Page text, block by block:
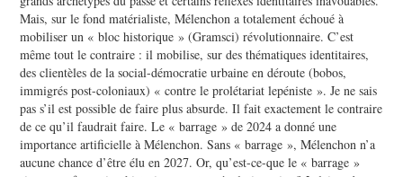
Mais, sur le fond matérialiste, Mélenchon a totalement échoué à
mobiliser un « bloc historique » (Gramsci) révolutionnaire. C’est
même tout le contraire : il mobilise, sur des thématiques identitaires,
des clientèles de la social-démocratie urbaine en déroute (bobos,
immigrés post-coloniaux) « contre le prolétariat lepéniste ». Je ne sais
pas s’il est possible de faire plus absurde. Il fait exactement le contraire
de ce qu’il faudrait faire. Le « barrage » de 2024 a donné une
importance artificielle à Mélenchon. Sans « barrage », Mélenchon n’a
aucune chance d’être élu en 2027. Or, qu’est-ce-que le « barrage »